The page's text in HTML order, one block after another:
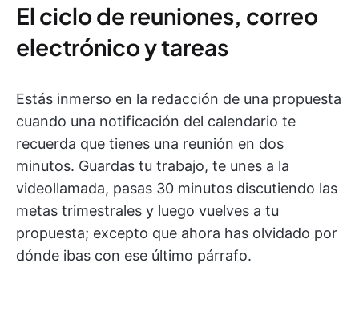
El ciclo de reuniones, correo
electrónico y tareas
Estás inmerso en la redacción de una propuesta
cuando una notificación del calendario te
recuerda que tienes una reunión en dos
minutos. Guardas tu trabajo, te unes a la
videollamada, pasas 30 minutos discutiendo las
metas trimestrales y luego vuelves a tu
propuesta; excepto que ahora has olvidado por
dónde ibas con ese último párrafo.